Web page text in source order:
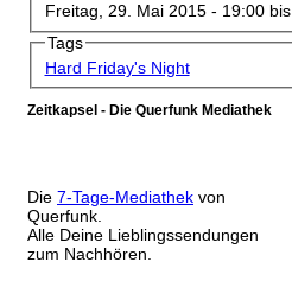
Freitag, 29. Mai 2015 - 19:00bis
Tags
Hard Friday's Night
Zeitkapsel - Die Querfunk Mediathek
Die 7-Tage-Mediathek von
Querfunk.
Alle Deine Lieblingssendungen
zum Nachhören.